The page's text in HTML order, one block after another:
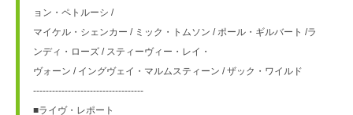
ョン・ペトルーシ /
マイケル・シェンカー / ミック・トムソン / ポール・ギルバート /ラ
ンディ・ローズ / スティーヴィー・レイ・
ヴォーン / イングヴェイ・マルムスティーン / ザック・ワイルド
-----------------------------------
■ライヴ・レポート